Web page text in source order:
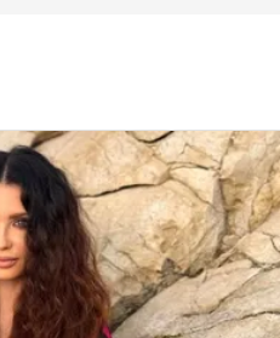
секрети своєї краси та
зберігає молодість,
нічого надзвичайного